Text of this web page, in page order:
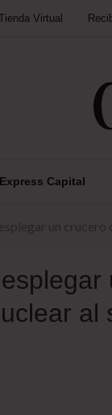
Virtual
Express Capital
al